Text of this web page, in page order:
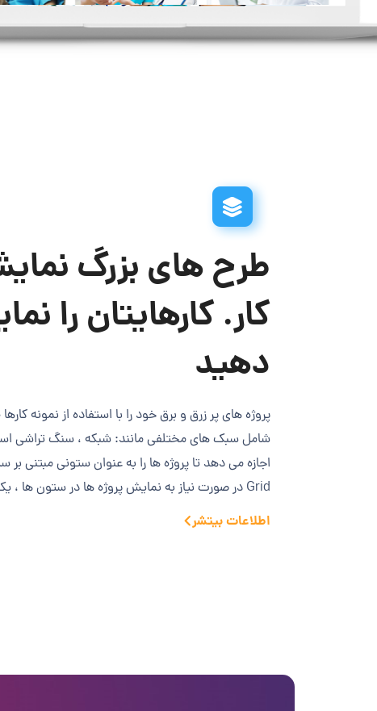
طرح های بزرگ
کار. کارهایتان را
دهید
پروژه های پر زرق و برق خود را با استفاده از نمونه
شامل سبک های مختلفی مانند: شبکه ، سنگ تراشی
اجازه می دهد تا پروژه ها را به عنوان ستونی مبتنی
Grid در صورت نیاز به نمایش پروژه ها در ستون ها ، یک راه حل عالی است.
اطلاعات بیتشر